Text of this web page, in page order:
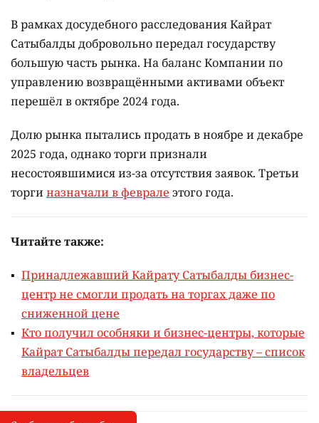
В рамках досудебного расследования Кайрат
Сатыбалды добровольно передал государству
большую часть рынка. На баланс Компании по
управлению возвращёнными активами объект
перешёл в октябре 2024 года.
Долю рынка пытались продать в ноябре и декабре
2025 года, однако торги признали
несостоявшимися из-за отсутствия заявок. Третьи
торгиназначали в феврале этого года.
Читайте также:
Принадлежавший Кайрату Сатыбалды бизнес-
центр не смогли продать на торгах даже по
сниженной цене
Кто получил особняки и бизнес-центры, которые
Кайрат Сатыбалды передал государству – список
владельцев